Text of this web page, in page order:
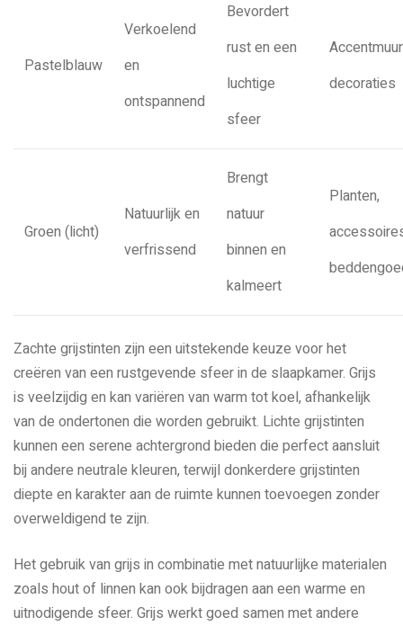
Pastelblauw
Verkoelend
en
ontspannend
Bevordert
rust en een
luchtige
sfeer
decoraties
Groen (licht)
Natuurlijk en
verfrissend
Brengt
natuur
binnen en
kalmeert
Planten,
Zachte grijstinten zijn een uitstekende keuze voor het
creëren van een rustgevende sfeer in de slaapkamer. Grijs
is veelzijdig en kan variëren van warm tot koel, afhankelijk
van de ondertonen die worden gebruikt. Lichte grijstinten
kunnen een serene achtergrond bieden die perfect aansluit
bij andere neutrale kleuren, terwijl donkerdere grijstinten
diepte en karakter aan de ruimte kunnen toevoegen zonder
overweldigend te zijn.
Het gebruik van grijs in combinatie met natuurlijke materialen
zoals hout of linnen kan ook bijdragen aan een warme en
uitnodigende sfeer. Grijs werkt goed samen met andere